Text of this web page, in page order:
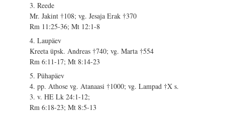
3. Reede
Mr. Jakint †108; vg. Jesaja Erak †370
Rm 11:25-36; Mt 12:1-8
4. Laupäev
Kreeta üpsk. Andreas †740; vg. Marta †554
Rm 6:11-17; Mt 8:14-23
5. Pühapäev
4. pp. Athose vg. Atanaasi †1000; vg. Lampad †X s.
3. v. HE Lk 24:1-12;
Rm 6:18-23; Mt 8:5-13